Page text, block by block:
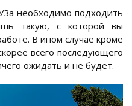
необходимо подходить
такую, с которой вы
В ином случае кроме
всего последующего
ожидать и не будет.